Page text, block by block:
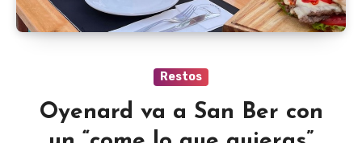
Restos
Oyenard va a San Ber con